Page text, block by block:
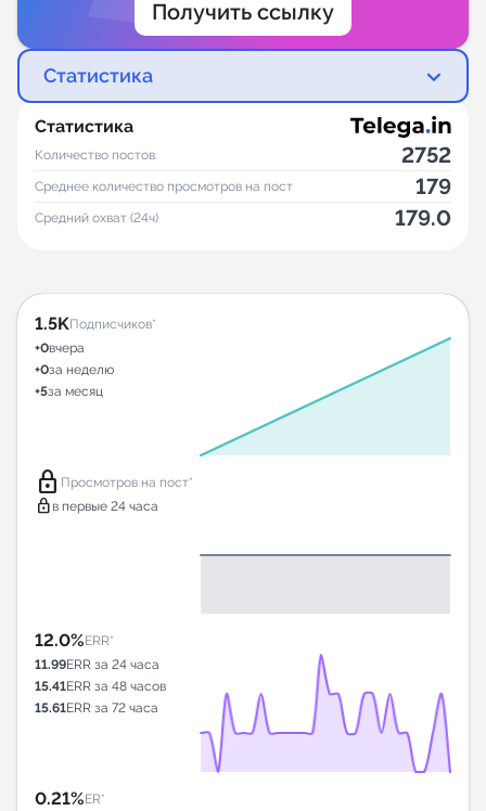
Получить ссылку
Статистика
Статистика
Количество постов 2752
Среднее количество просмотров на пост 179
Средний охват (24ч) 179.0
1.5KПодписчиков*
+0вчера
+0за неделю
+5за месяц
lock Просмотров на пост*
lock в первые 24 часа
12.0%ERR*
11.99ERR за 24 часа
15.41ERR за 48 часов
15.61ERR за 72 часа
0.21%ER*